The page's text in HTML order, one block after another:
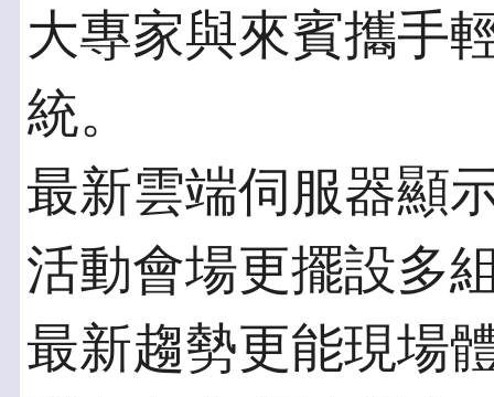
大專家與來賓攜手
統。
最新雲端伺服器顯
活動會場更擺設多
最新趨勢更能現場